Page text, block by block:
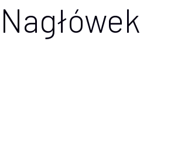
Nagłówek